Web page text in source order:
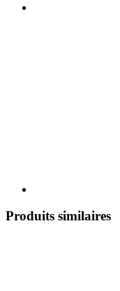
Produits similaires